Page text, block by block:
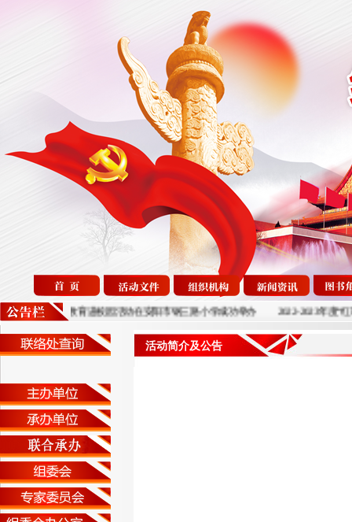
用暨国防教育进校园活动在安阳市钢三路小学成功举办 2022-2023年度“红
活动简介及公告